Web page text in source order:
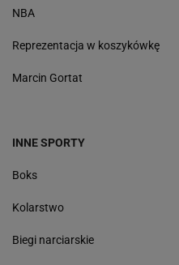
NBA
Reprezentacja w koszykówkę
Marcin Gortat
INNE SPORTY
Boks
Kolarstwo
Biegi narciarskie